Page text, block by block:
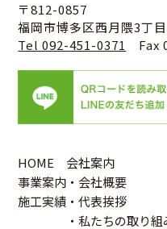
〒812-0857
福岡市博多区西月隈3丁
Tel 092-451-0371
Fax
HOME
事業案内
施工実績
会社案内
・会社概要
・代表挨拶
・私たちの取り組